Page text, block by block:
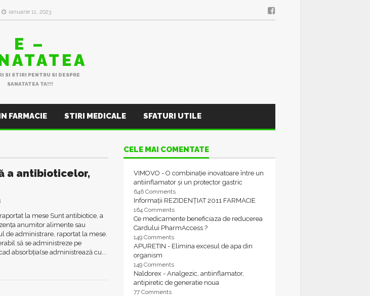
ianuarie 11, 2023
E –
SI STIRI PENTRU SI DESPRE
SANATATEA TA!!!
FARMACIE STIRI MEDICALE SFATURI UTILE
a antibioticelor,
la mese Sunt antibiotice, a
anumitor alimente sau
de administrare, raportat la mese.
să se administreze pe
absorbția(se administrează cu...
CELE MAI COMENTATE
VIMOVO - O combinație inovatoare între un
antiinflamator și un protector gastric
646 Comments
Informații REZIDENȚIAT 2011 FARMACIE
164 Comments
Ce medicamente beneficiaza de reducerea
Cardului PharmAccess ?
149 Comments
APURETIN - Elimina excesul de apa din
organism
149 Comments
Naldorex - Analgezic, antiinflamator,
antipiretic de generatie noua
77 Comments